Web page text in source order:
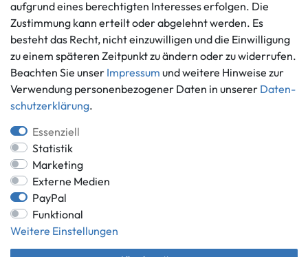
Informationen
Ankauf
Über uns
Häufig gestellte Fragen
Zahlung und Versand
Batterieentsorgung
Zahlungsmöglichkeiten
*Alle Preise inkl. gesetzlicher MwSt.,
** gilt für Lieferungen innerhalb Deutschlands, Lieferzeiten für andere
Länder entnehmen Sie bitte der Schaltfläche mit den
Versandinformationen.
aufgrund eines berechtigten Interesses erfolgen. Die
Zustimmung kann erteilt oder abgelehnt werden. Es
besteht das Recht, nicht einzuwilligen und die Einwilligung
zu einem späteren Zeitpunkt zu ändern oder zu widerrufen.
Beachten Sie unser Impressum und weitere Hinweise zur
Verwendung personenbezogener Daten in unserer Daten­
schutz­erklärung.
Essenziell
Statistik
Marketing
Externe Medien
PayPal
Funktional
Weitere Einstellungen